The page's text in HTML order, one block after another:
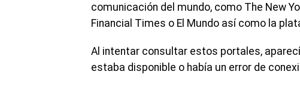
comunicación del mundo, como The New
Financial Times o El Mundo así como la
Al intentar consultar estos portales,
estaba disponible o había un error de